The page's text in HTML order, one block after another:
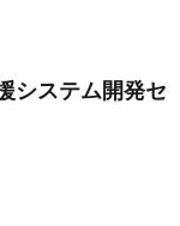
システム開発セ